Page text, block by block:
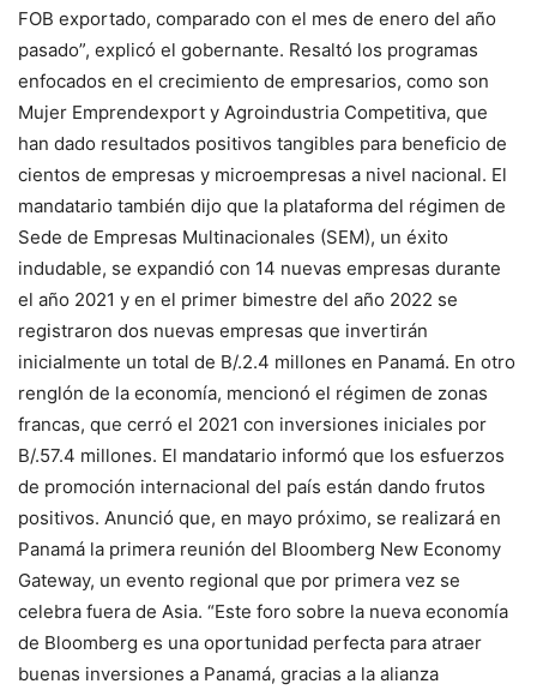
FOB exportado, comparado con el mes de enero del año
pasado”, explicó el gobernante. Resaltó los programas
enfocados en el crecimiento de empresarios, como son
Mujer Emprendexport y Agroindustria Competitiva, que
han dado resultados positivos tangibles para beneficio de
cientos de empresas y microempresas a nivel nacional. El
mandatario también dijo que la plataforma del régimen de
Sede de Empresas Multinacionales (SEM), un éxito
indudable, se expandió con 14 nuevas empresas durante
el año 2021 y en el primer bimestre del año 2022 se
registraron dos nuevas empresas que invertirán
inicialmente un total de B/.2.4 millones en Panamá. En otro
renglón de la economía, mencionó el régimen de zonas
francas, que cerró el 2021 con inversiones iniciales por
B/.57.4 millones. El mandatario informó que los esfuerzos
de promoción internacional del país están dando frutos
positivos. Anunció que, en mayo próximo, se realizará en
Panamá la primera reunión del Bloomberg New Economy
Gateway, un evento regional que por primera vez se
celebra fuera de Asia. “Este foro sobre la nueva economía
de Bloomberg es una oportunidad perfecta para atraer
buenas inversiones a Panamá, gracias a la alianza